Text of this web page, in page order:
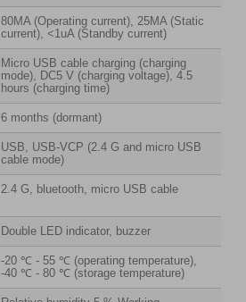
80MA (Operating current), 25MA (Static
current), <1uA (Standby current)
Micro USB cable charging (charging
mode), DC5 V (charging voltage), 4.5
hours (charging time)
6 months (dormant)
USB, USB-VCP (2.4 G and micro USB
cable mode)
2.4 G, bluetooth, micro USB cable
Double LED indicator, buzzer
-20 ℃ - 55 ℃ (operating temperature),
-40 ℃ - 80 ℃ (storage temperature)